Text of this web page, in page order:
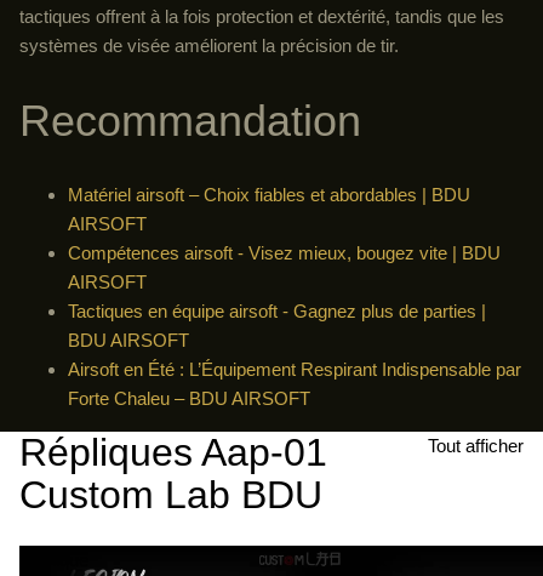
tactiques offrent à la fois protection et dextérité, tandis que les
systèmes de visée améliorent la précision de tir.
Recommandation
Matériel airsoft – Choix fiables et abordables | BDU
AIRSOFT
Compétences airsoft - Visez mieux, bougez vite | BDU
AIRSOFT
Tactiques en équipe airsoft - Gagnez plus de parties |
BDU AIRSOFT
Airsoft en Été : L’Équipement Respirant Indispensable par
Forte Chaleu – BDU AIRSOFT
Répliques Aap-01
Custom Lab BDU
Tout afficher